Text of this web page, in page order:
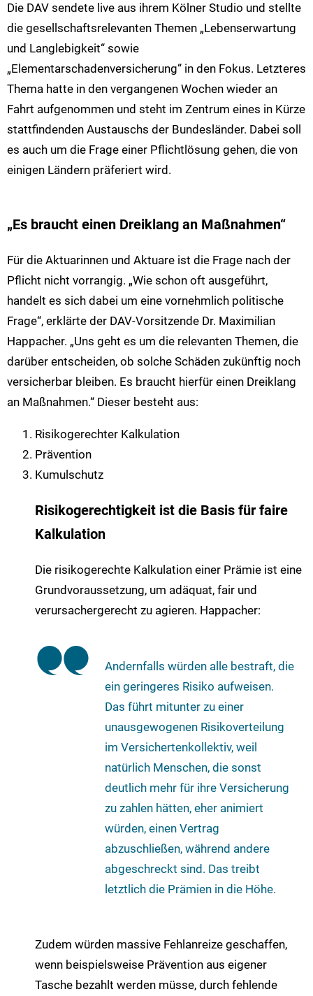
Die DAV sendete live aus ihrem Kölner Studio und stellte
die gesellschaftsrelevanten Themen „Lebenserwartung
und Langlebigkeit“ sowie
„Elementarschadenversicherung“ in den Fokus. Letzteres
Thema hatte in den vergangenen Wochen wieder an
Fahrt aufgenommen und steht im Zentrum eines in Kürze
stattfindenden Austauschs der Bundesländer. Dabei soll
es auch um die Frage einer Pflichtlösung gehen, die von
einigen Ländern präferiert wird.
„Es braucht einen Dreiklang an Maßnahmen“
Für die Aktuarinnen und Aktuare ist die Frage nach der
Pflicht nicht vorrangig. „Wie schon oft ausgeführt,
handelt es sich dabei um eine vornehmlich politische
Frage“, erklärte der DAV-Vorsitzende Dr. Maximilian
Happacher. „Uns geht es um die relevanten Themen, die
darüber entscheiden, ob solche Schäden zukünftig noch
versicherbar bleiben. Es braucht hierfür einen Dreiklang
an Maßnahmen.“ Dieser besteht aus:
Risikogerechter Kalkulation
Prävention
Kumulschutz
Risikogerechtigkeit ist die Basis für faire
Kalkulation
Die risikogerechte Kalkulation einer Prämie ist eine
Grundvoraussetzung, um adäquat, fair und
verursachergerecht zu agieren. Happacher:
Andernfalls würden alle bestraft, die
ein geringeres Risiko aufweisen.
Das führt mitunter zu einer
unausgewogenen Risikoverteilung
im Versichertenkollektiv, weil
natürlich Menschen, die sonst
deutlich mehr für ihre Versicherung
zu zahlen hätten, eher animiert
würden, einen Vertrag
abzuschließen, während andere
abgeschreckt sind. Das treibt
letztlich die Prämien in die Höhe.
Zudem würden massive Fehlanreize geschaffen,
wenn beispielsweise Prävention aus eigener
Tasche bezahlt werden müsse, durch fehlende